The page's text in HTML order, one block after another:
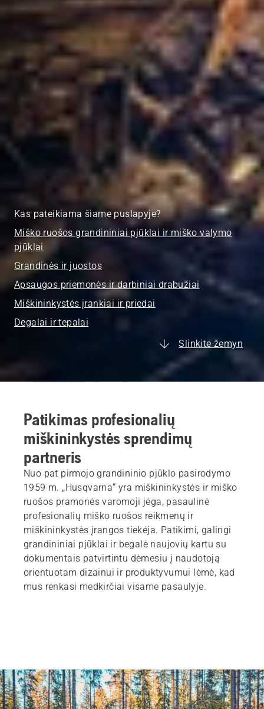
Kas pateikiama šiame puslapyje?
Miško ruošos grandininiai pjūklai ir miško valymo
pjūklai
Grandinės ir juostos
Apsaugos priemonės ir darbiniai drabužiai
Miškininkystės įrankiai ir priedai
Degalai ir tepalai
Slinkite žemyn
Patikimas profesionalių
miškininkystės sprendimų
partneris
Nuo pat pirmojo grandininio pjūklo pasirodymo
1959 m. „Husqvarna“ yra miškininkystės ir miško
ruošos pramonės varomoji jėga, pasaulinė
profesionalių miško ruošos reikmenų ir
miškininkystės įrangos tiekėja. Patikimi, galingi
grandininiai pjūklai ir begalė naujovių kartu su
dokumentais patvirtintu dėmesiu į naudotoją
orientuotam dizainui ir produktyvumui lėmė, kad
mus renkasi medkirčiai visame pasaulyje.